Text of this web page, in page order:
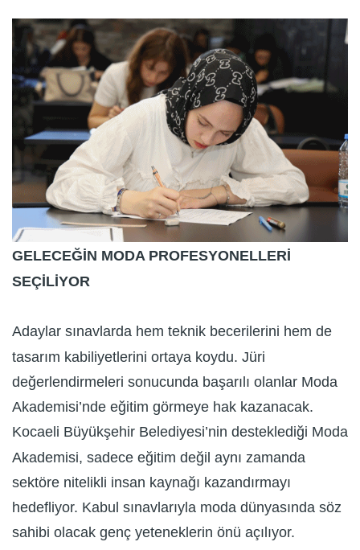
GELECEĞİN MODA PROFESYONELLERİ
SEÇİLİYOR
Adaylar sınavlarda hem teknik becerilerini hem de
tasarım kabiliyetlerini ortaya koydu. Jüri
değerlendirmeleri sonucunda başarılı olanlar Moda
Akademisi’nde eğitim görmeye hak kazanacak.
Kocaeli Büyükşehir Belediyesi’nin desteklediği Moda
Akademisi, sadece eğitim değil aynı zamanda
sektöre nitelikli insan kaynağı kazandırmayı
hedefliyor. Kabul sınavlarıyla moda dünyasında söz
sahibi olacak genç yeteneklerin önü açılıyor.